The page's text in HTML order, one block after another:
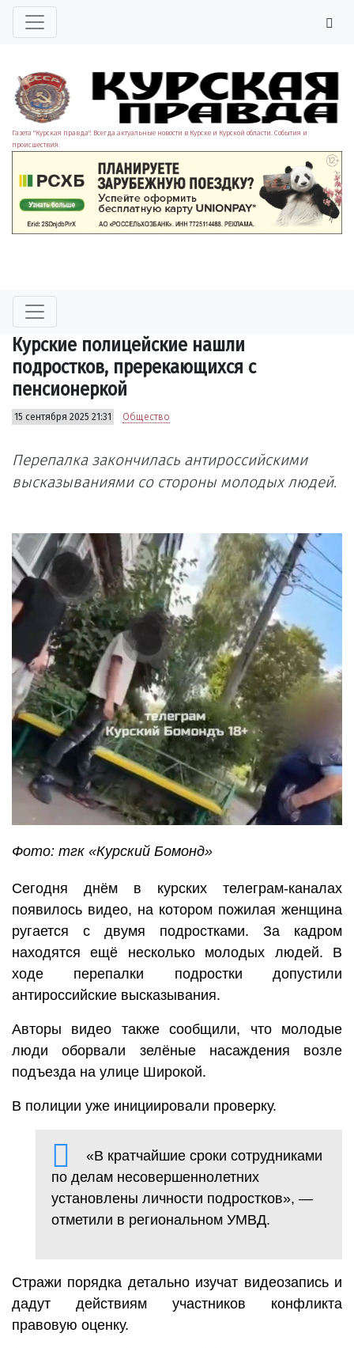
Газета "Курская правда". Всегда актуальные новости в Курске и Курской области. События и
происшествия.
Курские полицейские нашли
подростков, пререкающихся с
пенсионеркой
15 сентября 2025 21:31 Общество
Перепалка закончилась антироссийскими
высказываниями со стороны молодых людей.
Фото: тгк «Курский Бомонд»
Сегодня днём в курских телеграм-каналах
появилось видео, на котором пожилая женщина
ругается с двумя подростками. За кадром
находятся ещё несколько молодых людей. В
ходе перепалки подростки допустили
антироссийские высказывания.
Авторы видео также сообщили, что молодые
люди оборвали зелёные насаждения возле
подъезда на улице Широкой.
В полиции уже инициировали проверку.
«В кратчайшие сроки сотрудниками
по делам несовершеннолетних
установлены личности подростков», —
отметили в региональном УМВД.
Стражи порядка детально изучат видеозапись и
дадут действиям участников конфликта
правовую оценку.